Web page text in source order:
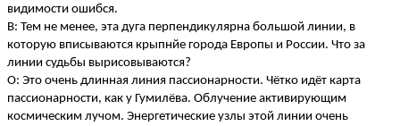
видимости ошибся.
В: Тем не менее, эта дуга перпендикулярна большой линии, в
которую вписываются крыпнйе города Европы и России. Что за
линии судьбы вырисовываются?
О: Это очень длинная линия пассионарности. Чётко идёт карта
пассионарности, как у Гумилёва. Облучение активирующим
космическим лучом. Энергетические узлы этой линии очень